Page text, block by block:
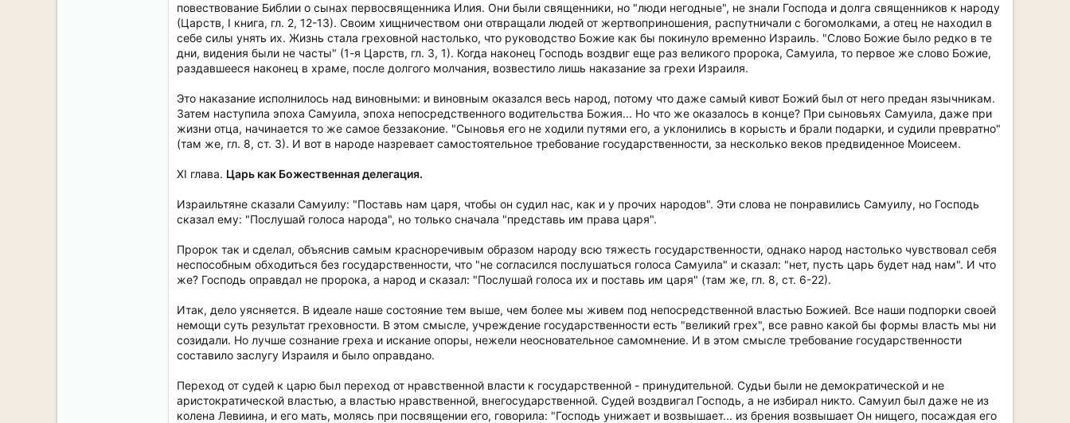
повествование Библии о сынах первосвященника Илия. Они были священники, но "люди негодные", не знали Господа и долга священников к народу
(Царств, I книга, гл. 2, 12-13). Своим хищничеством они отвращали людей от жертвоприношения, распутничали с богомолками, а отец не находил в
себе силы унять их. Жизнь стала греховной настолько, что руководство Божие как бы покинуло временно Израиль. "Слово Божие было редко в те
дни, видения были не часты" (1-я Царств, гл. 3, 1). Когда наконец Господь воздвиг еще раз великого пророка, Самуила, то первое же слово Божие,
раздавшееся наконец в храме, после долгого молчания, возвестило лишь наказание за грехи Израиля.
Это наказание исполнилось над виновными: и виновным оказался весь народ, потому что даже самый кивот Божий был от него предан язычникам.
Затем наступила эпоха Самуила, эпоха непосредственного водительства Божия... Но что же оказалось в конце? При сыновьях Самуила, даже при
жизни отца, начинается то же самое беззаконие. "Сыновья его не ходили путями его, а уклонились в корысть и брали подарки, и судили превратно"
(там же, гл. 8, ст. 3). И вот в народе назревает самостоятельное требование государственности, за несколько веков предвиденное Моисеем.
XI глава. Царь как Божественная делегация.
Израильтяне сказали Самуилу: "Поставь нам царя, чтобы он судил нас, как и у прочих народов". Эти слова не понравились Самуилу, но Господь
сказал ему: "Послушай голоса народа", но только сначала "представь им права царя".
Пророк так и сделал, объяснив самым красноречивым образом народу всю тяжесть государственности, однако народ настолько чувствовал себя
неспособным обходиться без государственности, что "не согласился послушаться голоса Самуила" и сказал: "нет, пусть царь будет над нам". И что
же? Господь оправдал не пророка, а народ и сказал: "Послушай голоса их и поставь им царя" (там же, гл. 8, ст. 6-22).
Итак, дело уясняется. В идеале наше состояние тем выше, чем более мы живем под непосредственной властью Божией. Все наши подпорки своей
немощи суть результат греховности. В этом смысле, учреждение государственности есть "великий грех", все равно какой бы формы власть мы ни
созидали. Но лучше сознание греха и искание опоры, нежели неосновательное самомнение. И в этом смысле требование государственности
составило заслугу Израиля и было оправдано.
Переход от судей к царю был переход от нравственной власти к государственной - принудительной. Судьи были не демократической и не
аристократической властью, а властью нравственной, внегосударственной. Судей воздвигал Господь, а не избирал никто. Самуил был даже не из
колена Левиина, и его мать, молясь при посвящении его, говорила: "Господь унижает и возвышает... из брения возвышает Он нищего, посаждая его